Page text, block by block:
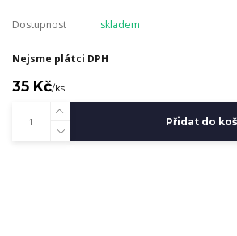
Dostupnost skladem
Nejsme plátci DPH
35 Kč/ks
Přidat do